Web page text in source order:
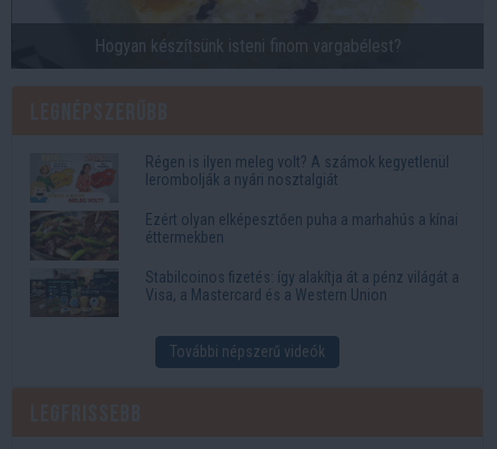
Hogyan készítsünk isteni finom vargabélest?
Régen is ilyen meleg volt? A számok kegyetlenül
lerombolják a nyári nosztalgiát
Ezért olyan elképesztően puha a marhahús a kínai
éttermekben
Stabilcoinos fizetés: így alakítja át a pénz világát a
Visa, a Mastercard és a Western Union
További népszerű videók